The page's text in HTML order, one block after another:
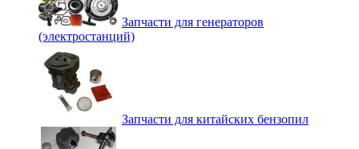
Запчасти для генераторов
(электростанций)
Запчасти для китайских бензопил